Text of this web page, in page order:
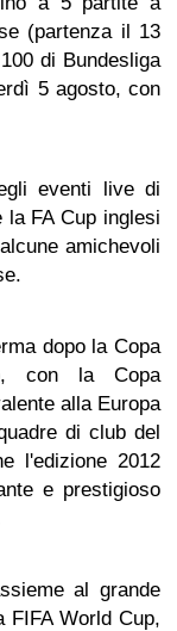
(partenza il 13
di Bundesliga
5 agosto, con
eventi live di
FA Cup inglesi
amichevoli
dopo la Copa
con la Copa
alla Europa
di club del
l'edizione 2012
e prestigioso
al grande
FIFA World Cup,